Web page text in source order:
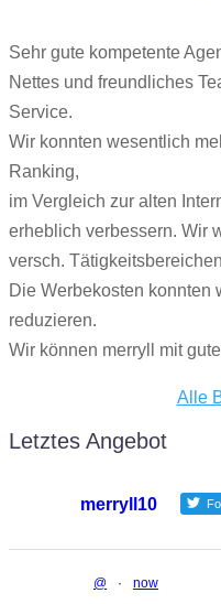
Sehr gute kompetente
Nettes und freundliches
Service.
Wir konnten wesentlich
Ranking,
im Vergleich zur alten
erheblich verbessern. Wir
versch.
Die Werbekosten konnten
reduzieren.
Wir können merryll mit
Alle
Letztes Angebot
merryll10
@ · now